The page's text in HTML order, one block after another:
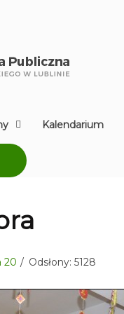
Kalendarium
20 Odsłony: 5128